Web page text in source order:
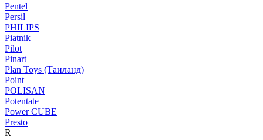
Pentel
Persil
PHILIPS
Piatnik
Pilot
Pinart
Plan Toys (Таиланд)
Point
POLISAN
Potentate
Power CUBE
Presto
R